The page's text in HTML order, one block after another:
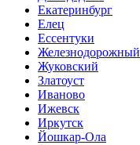
Екатеринбург
Елец
Ессентуки
Железнодорожный
Жуковский
Златоуст
Иваново
Ижевск
Иркутск
Йошкар-Ола